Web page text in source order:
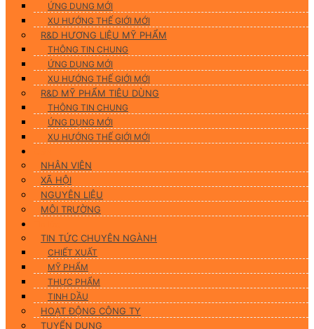
ỨNG DUNG MỚI
XU HƯỚNG THẾ GIỚI MỚI
R&D HƯƠNG LIỆU MỸ PHẨM
THÔNG TIN CHUNG
ỨNG DỤNG MỚI
XU HƯỚNG THẾ GIỚI MỚI
R&D MỸ PHẨM TIÊU DÙNG
THÔNG TIN CHUNG
ỨNG DỤNG MỚI
XU HƯỚNG THẾ GIỚI MỚI
NHÂN VIÊN
XÃ HỘI
NGUYÊN LIỆU
MÔI TRƯỜNG
TIN TỨC CHUYÊN NGÀNH
CHIẾT XUẤT
MỸ PHẨM
THỰC PHẨM
TINH DẦU
HOẠT ĐỘNG CÔNG TY
TUYỂN DỤNG